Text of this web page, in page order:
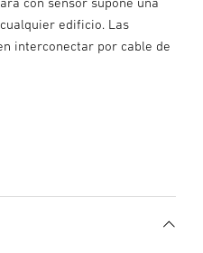
edificio. Las
interconectar por cable de